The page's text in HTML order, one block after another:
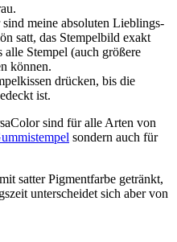
meine absoluten Lieblings-
satt, das Stempelbild exakt
alle Stempel (auch größere
können.
drücken, bis die
ist.
sind für alle Arten von
sondern auch für
satter Pigmentfarbe getränkt,
unterscheidet sich aber von